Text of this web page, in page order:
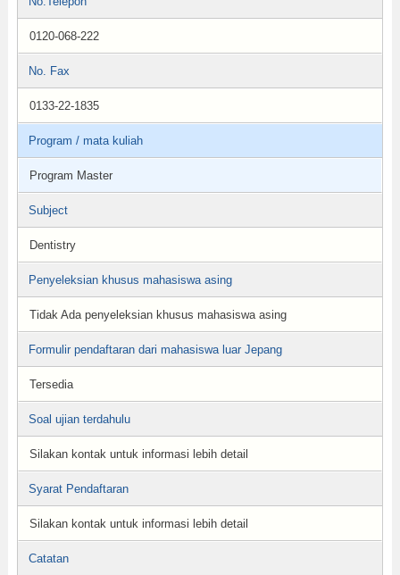
0120-068-222
No. Fax
0133-22-1835
Program / mata kuliah
Program Master
Subject
Dentistry
Penyeleksian khusus mahasiswa asing
Tidak Ada penyeleksian khusus mahasiswa asing
Formulir pendaftaran dari mahasiswa luar Jepang
Tersedia
Soal ujian terdahulu
Silakan kontak untuk informasi lebih detail
Syarat Pendaftaran
Silakan kontak untuk informasi lebih detail
Catatan